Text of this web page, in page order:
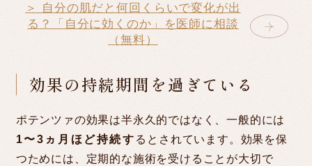
＞ 自分の肌だと何回くらいで変化が出
る？「自分に効くのか」を医師に相談
（無料）
効果の持続期間を過ぎている
ポテンツァの効果は半永久的ではなく、一般的には
1〜3ヵ月ほど持続す るとされています。効果を保
つためには、定期的な施術を受けることが大切で